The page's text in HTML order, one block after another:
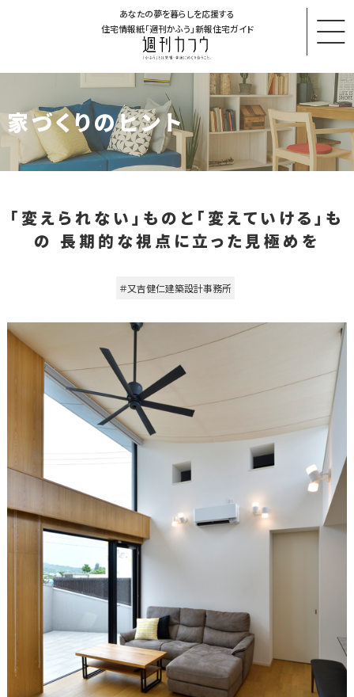
あなたの夢を暮らしを応援する
住宅情報紙「週刊かふう」新報住宅ガイド
家づくりのヒント
「変えられない」ものと「変えていける」も
の 長期的な視点に立った見極めを
＃又吉健仁建築設計事務所